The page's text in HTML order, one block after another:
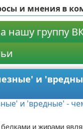
и мнения в
нашу группу
и
и жирами